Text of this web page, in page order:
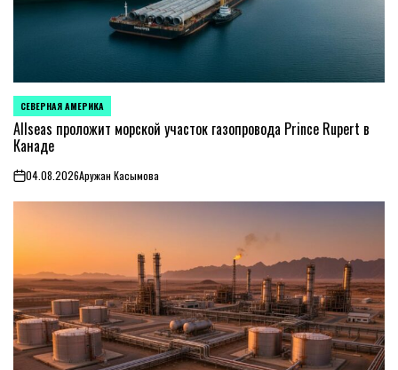
ОПУБЛИКОВАНО
В
СЕВЕРНАЯ АМЕРИКА
Allseas проложит морской участок газопровода Prince Rupert в
Канаде
on04.08.2026Аружан Касымова